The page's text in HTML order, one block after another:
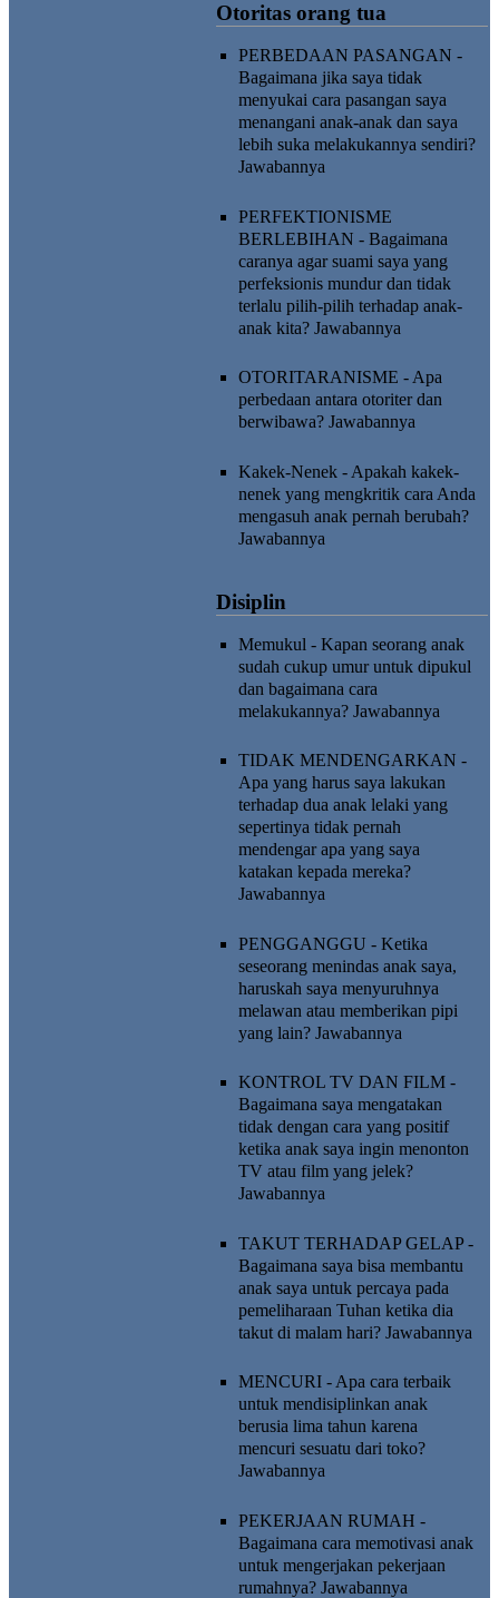
Otoritas orang tua
PERBEDAAN PASANGAN -
Bagaimana jika saya tidak
menyukai cara pasangan saya
menangani anak-anak dan saya
lebih suka melakukannya sendiri?
Jawabannya
PERFEKTIONISME
BERLEBIHAN - Bagaimana
caranya agar suami saya yang
perfeksionis mundur dan tidak
terlalu pilih-pilih terhadap anak-
anak kita? Jawabannya
OTORITARANISME - Apa
perbedaan antara otoriter dan
berwibawa? Jawabannya
Kakek-Nenek - Apakah kakek-
nenek yang mengkritik cara Anda
mengasuh anak pernah berubah?
Jawabannya
Disiplin
Memukul - Kapan seorang anak
sudah cukup umur untuk dipukul
dan bagaimana cara
melakukannya? Jawabannya
TIDAK MENDENGARKAN -
Apa yang harus saya lakukan
terhadap dua anak lelaki yang
sepertinya tidak pernah
mendengar apa yang saya
katakan kepada mereka?
Jawabannya
PENGGANGGU - Ketika
seseorang menindas anak saya,
haruskah saya menyuruhnya
melawan atau memberikan pipi
yang lain? Jawabannya
KONTROL TV DAN FILM -
Bagaimana saya mengatakan
tidak dengan cara yang positif
ketika anak saya ingin menonton
TV atau film yang jelek?
Jawabannya
TAKUT TERHADAP GELAP -
Bagaimana saya bisa membantu
anak saya untuk percaya pada
pemeliharaan Tuhan ketika dia
takut di malam hari? Jawabannya
MENCURI - Apa cara terbaik
untuk mendisiplinkan anak
berusia lima tahun karena
mencuri sesuatu dari toko?
Jawabannya
PEKERJAAN RUMAH -
Bagaimana cara memotivasi anak
untuk mengerjakan pekerjaan
rumahnya? Jawabannya